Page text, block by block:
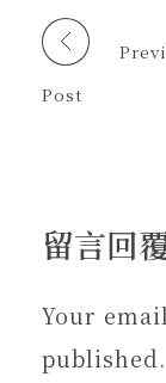
)
Post
留言回
Your